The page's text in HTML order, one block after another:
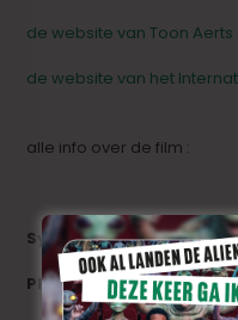
de website van Toon Aerts
de website van het
alle info over de film :
Synopsis
PERFECT DRUG a short